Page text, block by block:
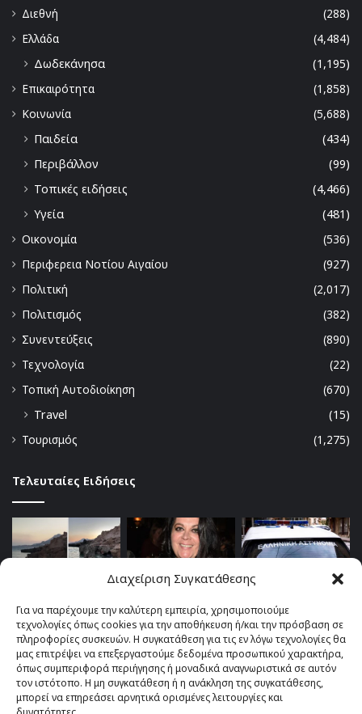
Διαχείριση Συγκατάθεσης
Για να παρέχουμε την καλύτερη εμπειρία, χρησιμοποιούμε
τεχνολογίες όπως cookies για την αποθήκευση ή/και την πρόσβαση σε
πληροφορίες συσκευών. Η συγκατάθεση για τις εν λόγω τεχνολογίες θα
μας επιτρέψει να επεξεργαστούμε δεδομένα προσωπικού χαρακτήρα,
όπως συμπεριφορά περιήγησης ή μοναδικά αναγνωριστικά σε αυτόν
τον ιστότοπο. Η μη συγκατάθεση ή η ανάκληση της συγκατάθεσης,
μπορεί να επηρεάσει αρνητικά ορισμένες λειτουργίες και
Διεθνή
(288)
Ελλάδα
(4,484)
Δωδεκάνησα
(1,195)
Επικαιρότητα
(1,858)
Κοινωνία
(5,688)
Παιδεία
(434)
Περιβάλλον
(99)
Τοπικές ειδήσεις
(4,466)
Υγεία
(481)
Οικονομία
(536)
Περιφερεια Νοτίου Αιγαίου
(927)
Πολιτική
(2,017)
Πολιτισμός
(382)
Συνεντεύξεις
(890)
Τεχνολογία
(22)
Τοπική Αυτοδιοίκηση
(670)
Travel
(15)
Τουρισμός
(1,275)
Τελευταίες Ειδήσεις